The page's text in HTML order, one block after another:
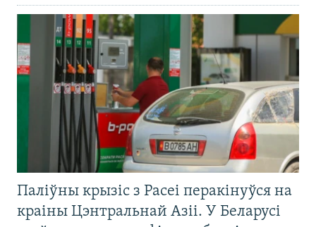
Паліўны крызіс з Расеі перакінуўся на
краіны Цэнтральнай Азіі. У Беларусі